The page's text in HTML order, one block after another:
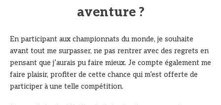
aventure ?
En participant aux championnats du monde, je souhaite
avant tout me surpasser, ne pas rentrer avec des regrets en
pensant que j’aurais pu faire mieux. Je compte également me
faire plaisir, profiter de cette chance qui m’est offerte de
participer à une telle compétition.